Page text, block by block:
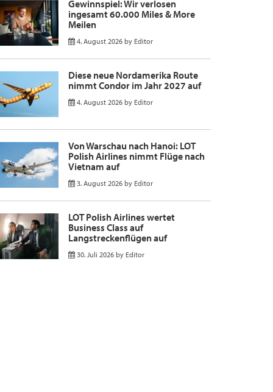
Gewinnspiel: Wir verlosen
ingesamt 60.000 Miles & More
Meilen
4. August 2026 by Editor
Diese neue Nordamerika Route
nimmt Condor im Jahr 2027 auf
4. August 2026 by Editor
Von Warschau nach Hanoi: LOT
Polish Airlines nimmt Flüge nach
Vietnam auf
3. August 2026 by Editor
LOT Polish Airlines wertet
Business Class auf
Langstreckenflügen auf
30. Juli 2026 by Editor